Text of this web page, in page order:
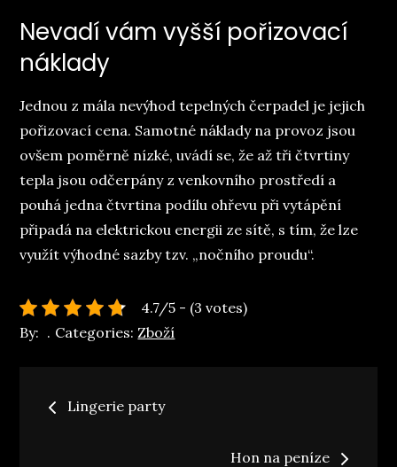
Nevadí vám vyšší pořizovací
náklady
Jednou z mála nevýhod tepelných čerpadel je jejich
pořizovací cena. Samotné náklady na provoz jsou
ovšem poměrně nízké, uvádí se, že až tři čtvrtiny
tepla jsou odčerpány z venkovního prostředí a
pouhá jedna čtvrtina podílu ohřevu při vytápění
připadá na elektrickou energii ze sítě, s tím, že lze
využít výhodné sazby tzv. „nočního proudu“.
4.7/5 - (3 votes)
By:
Categories: Zboží
Navigace
Lingerie party
Hon na peníze